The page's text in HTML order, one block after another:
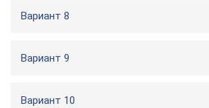
Вариант 8
Вариант 9
Вариант 10